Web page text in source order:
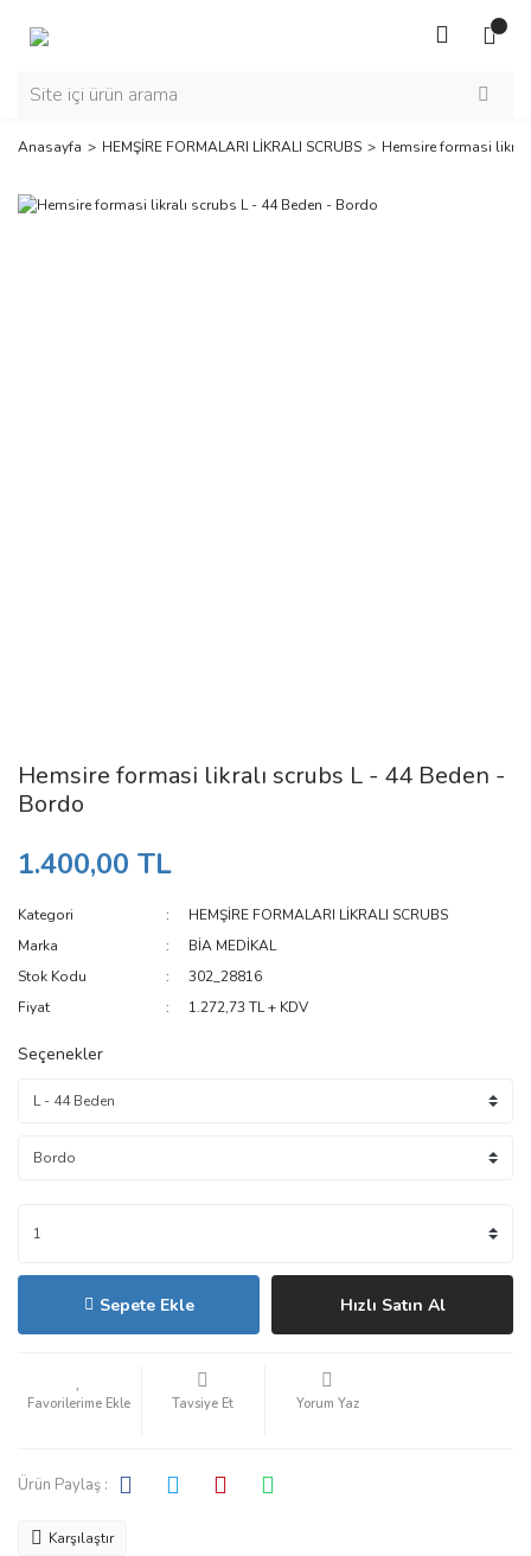
Anasayfa HEMŞİRE FORMALARI LİKRALI SCRUBS Hemsire formasi
Hemsire formasi likralı scrubs L - 44 Beden -
Bordo
1.400,00 TL
Kategori
HEMŞİRE FORMALARI LİKRALI SCRUBS
Marka
BİA MEDİKAL
Stok Kodu
302_28816
Fiyat
1.272,73 TL + KDV
Seçenekler
Sepete Ekle Hızlı Satın Al
Tavsiye Et Yorum Yaz
Ürün Paylaş :
Karşılaştır